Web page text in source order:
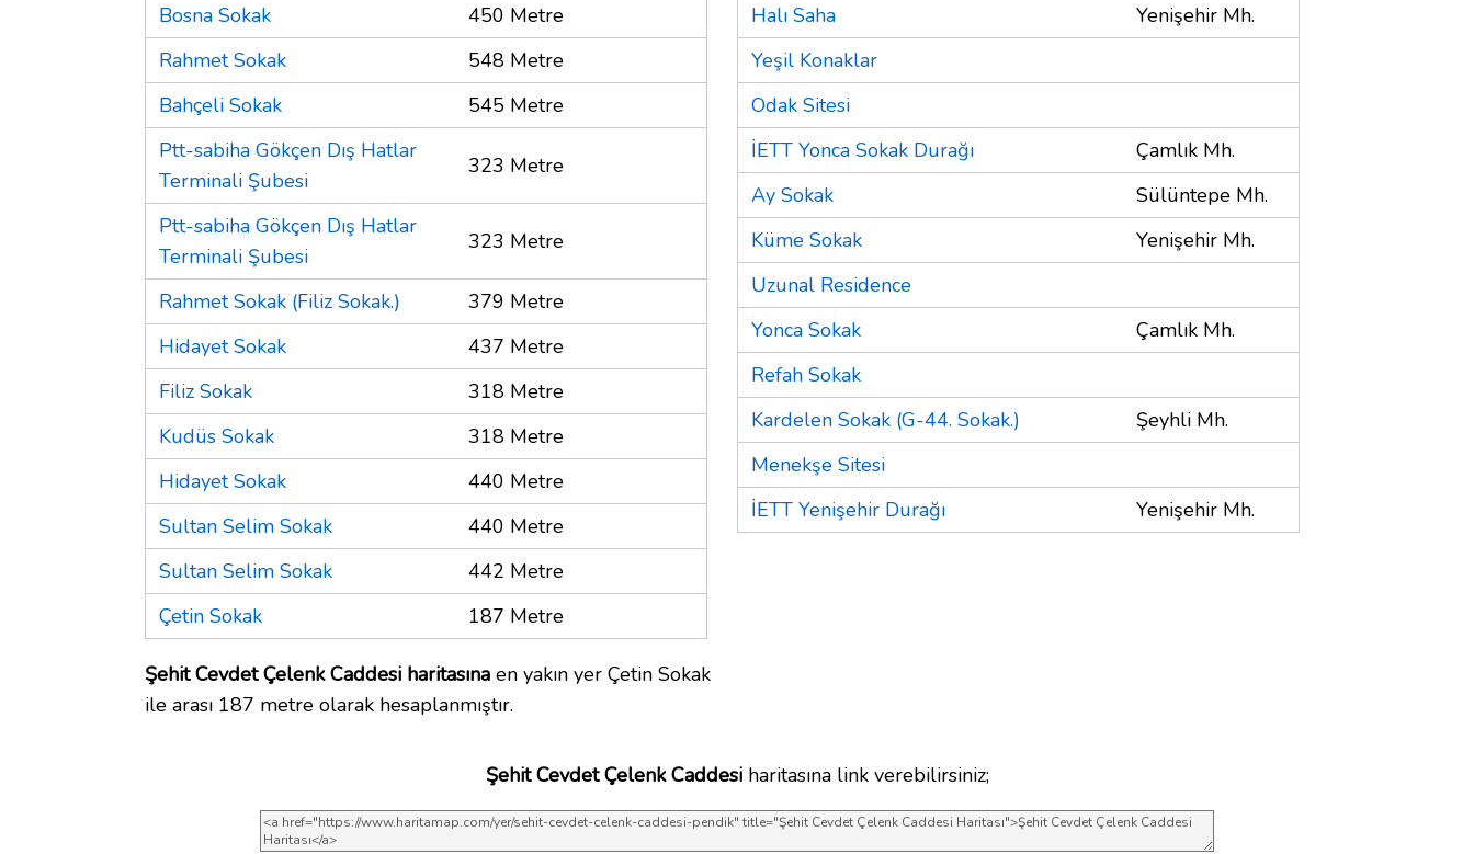
Bosna Sokak
450 Metre
Rahmet Sokak
548 Metre
Bahçeli Sokak
545 Metre
Ptt-sabiha Gökçen Dış Hatlar
Terminali Şubesi
323 Metre
Ptt-sabiha Gökçen Dış Hatlar
Terminali Şubesi
323 Metre
Rahmet Sokak (Filiz Sokak.)
379 Metre
Hidayet Sokak
437 Metre
Filiz Sokak
318 Metre
Kudüs Sokak
318 Metre
Hidayet Sokak
440 Metre
Sultan Selim Sokak
440 Metre
Sultan Selim Sokak
442 Metre
Çetin Sokak
187 Metre
Şehit Cevdet Çelenk Caddesi haritasına en yakın yer Çetin Sokak
ile arası 187 metre olarak hesaplanmıştır.
Halı Saha
Yenişehir Mh.
Yeşil Konaklar
Odak Sitesi
İETT Yonca Sokak Durağı
Çamlık Mh.
Ay Sokak
Sülüntepe Mh.
Küme Sokak
Yenişehir Mh.
Uzunal Residence
Yonca Sokak
Çamlık Mh.
Refah Sokak
Kardelen Sokak (G-44. Sokak.)
Şeyhli Mh.
Menekşe Sitesi
İETT Yenişehir Durağı
Yenişehir Mh.
Şehit Cevdet Çelenk Caddesiharitasına link verebilirsiniz;